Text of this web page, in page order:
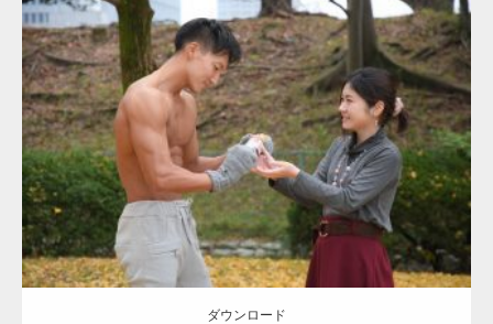
Update:2021.07.8
Category:公園のマッチョ その他 AKIHITO(細マッチョ) 上腕三頭筋
肩
ダウンロード
ダウンロード